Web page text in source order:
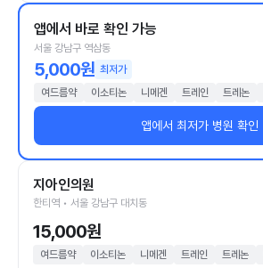
앱에서 바로 확인 가능
서울 강남구 역삼동
5,000원 최저가
여드름약
이소티논 니메겐 트레인 트레논
앱에서 최저가 병원 확인
지아인의원
한티역 • 서울 강남구 대치동
15,000원
여드름약 이소티논 니메겐 트레인 트레논